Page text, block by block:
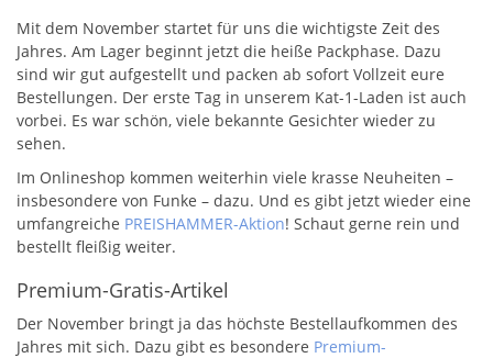
Mit dem November startet für uns die wichtigste Zeit des
Jahres. Am Lager beginnt jetzt die heiße Packphase. Dazu
sind wir gut aufgestellt und packen ab sofort Vollzeit eure
Bestellungen. Der erste Tag in unserem Kat-1-Laden ist auch
vorbei. Es war schön, viele bekannte Gesichter wieder zu
sehen.
Im Onlineshop kommen weiterhin viele krasse Neuheiten –
insbesondere von Funke – dazu. Und es gibt jetzt wieder eine
umfangreiche PREISHAMMER-Aktion! Schaut gerne rein und
bestellt fleißig weiter.
Premium-Gratis-Artikel
Der November bringt ja das höchste Bestellaufkommen des
Jahres mit sich. Dazu gibt es besondere Premium-